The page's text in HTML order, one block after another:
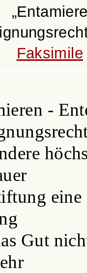
Faksimile
-
eine
Gut